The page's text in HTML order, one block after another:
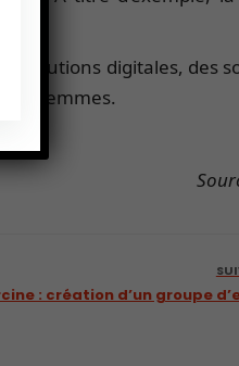
solutions digitales, des
les femmes.
: création d’un groupe